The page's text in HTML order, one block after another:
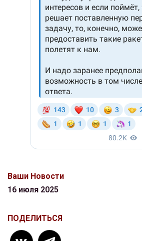
Ваши Новости
16 июля 2025
ПОДЕЛИТЬСЯ